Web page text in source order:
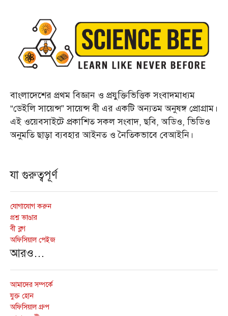
বাংলাদেশের প্রথম বিজ্ঞান ও প্রযুক্তিভিত্তিক সংবাদমাধ্যম
“ডেইলি সায়েন্স” সায়েন্স বী এর একটি অন্যতম অনুষঙ্গ প্রোগ্রাম।
এই ওয়েবসাইটে প্রকাশিত সকল সংবাদ, ছবি, অডিও, ভিডিও
অনুমতি ছাড়া ব্যবহার আইনত ও নৈতিকভাবে বেআইনি।
যা গুরুত্বপূর্ণ
যোগাযোগ করুন
প্রশ্ন ভাণ্ডার
বী ব্লগ
অফিসিয়াল পেইজ
আরও…
আমাদের সম্পর্কে
যুক্ত হোন
অফিসিয়াল গ্রুপ